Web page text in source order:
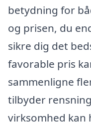
betydning for
og prisen, du
sikre dig det
favorable pris
sammenligne
tilbyder
virksomhed kan